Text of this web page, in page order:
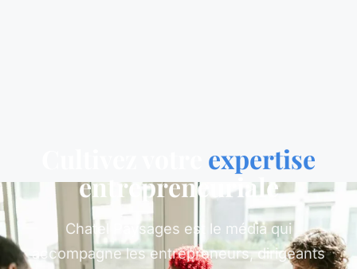
expertise
entrepreneuriale
Chatel Paysages est le média qui
accompagne les entrepreneurs, dirigeants